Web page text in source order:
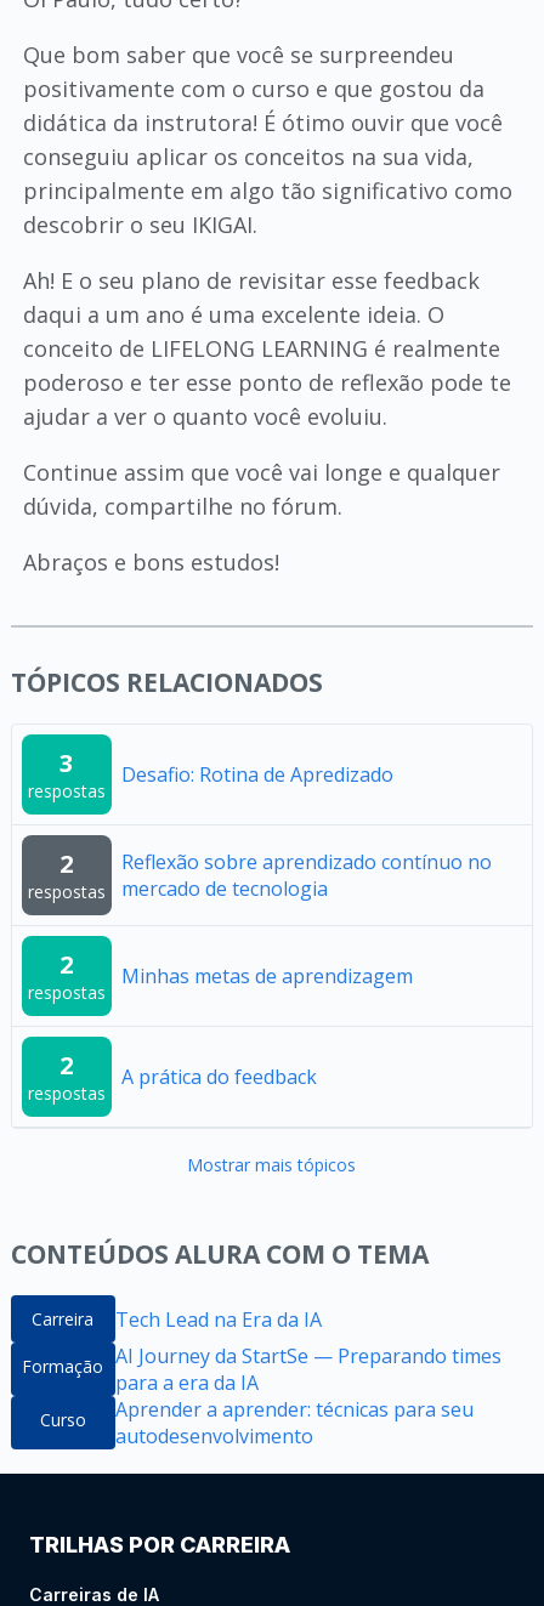
Que bom saber que você se surpreendeu
positivamente com o curso e que gostou da
didática da instrutora! É ótimo ouvir que você
conseguiu aplicar os conceitos na sua vida,
principalmente em algo tão significativo como
descobrir o seu IKIGAI.
Ah! E o seu plano de revisitar esse feedback
daqui a um ano é uma excelente ideia. O
conceito de LIFELONG LEARNING é realmente
poderoso e ter esse ponto de reflexão pode te
ajudar a ver o quanto você evoluiu.
Continue assim que você vai longe e qualquer
dúvida, compartilhe no fórum.
Abraços e bons estudos!
TÓPICOS RELACIONADOS
3
respostas
Desafio: Rotina de Apredizado
2
respostas
Reflexão sobre aprendizado contínuo no
mercado de tecnologia
2
respostas
Minhas metas de aprendizagem
2
respostas
A prática do feedback
Mostrar mais tópicos
CONTEÚDOS ALURA COM O TEMA
Carreira Tech Lead na Era da IA
Formação AI Journey da StartSe — Preparando times
para a era da IA
Curso
Aprender a aprender: técnicas para seu
autodesenvolvimento
TRILHAS POR CARREIRA
Carreiras de IA